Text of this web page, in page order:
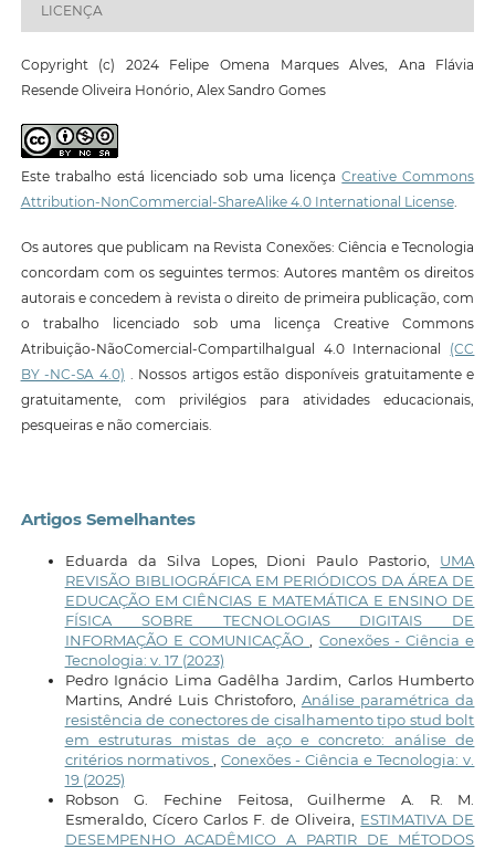
LICENÇA
Copyright (c) 2024 Felipe Omena Marques Alves, Ana Flávia
Resende Oliveira Honório, Alex Sandro Gomes
Este trabalho está licenciado sob uma licençaCreative Commons
Attribution-NonCommercial-ShareAlike 4.0 International License.
Os autores que publicam na Revista Conexões: Ciência e Tecnologia
concordam com os seguintes termos: Autores mantêm os direitos
autorais e concedem à revista o direito de primeira publicação, com
o trabalho licenciado sob uma licença Creative Commons
Atribuição-NãoComercial-CompartilhaIgual 4.0 Internacional (CC
BY -NC-SA 4.0) . Nossos artigos estão disponíveis gratuitamente e
gratuitamente, com privilégios para atividades educacionais,
pesqueiras e não comerciais.
Artigos Semelhantes
Eduarda da Silva Lopes, Dioni Paulo Pastorio, UMA
REVISÃO BIBLIOGRÁFICA EM PERIÓDICOS DA ÁREA DE
EDUCAÇÃO EM CIÊNCIAS E MATEMÁTICA E ENSINO DE
FÍSICA SOBRE TECNOLOGIAS DIGITAIS DE
INFORMAÇÃO E COMUNICAÇÃO
Conexões - Ciência e
Tecnologia: v. 17 (2023)
Pedro Ignácio Lima Gadêlha Jardim, Carlos Humberto
Martins, André Luis Christoforo, Análise paramétrica da
resistência de conectores de cisalhamento tipo stud bolt
em estruturas mistas de aço e concreto: análise de
critérios normativos
Conexões - Ciência e Tecnologia: v.
19 (2025)
Robson G. Fechine Feitosa, Guilherme A. R. M.
Esmeraldo, Cícero Carlos F. de Oliveira, ESTIMATIVA DE
DESEMPENHO ACADÊMICO A PARTIR DE MÉTODOS